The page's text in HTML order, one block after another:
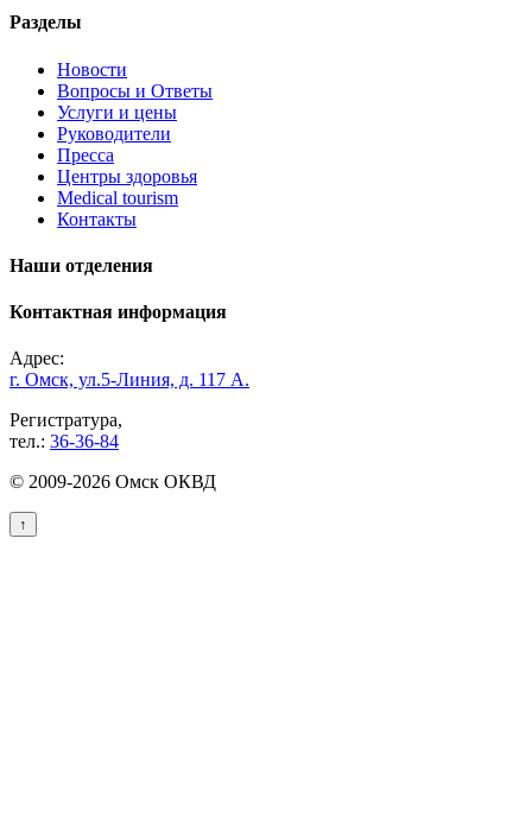
Разделы
Новости
Вопросы и Ответы
Услуги и цены
Руководители
Пресса
Центры здоровья
Medical tourism
Контакты
Наши отделения
Контактная информация
Адрес:
г. Омск, ул.5-Линия, д. 117 А.
Регистратура,
тел.: 36-36-84
© 2009-2026 Омск ОКВД
↑